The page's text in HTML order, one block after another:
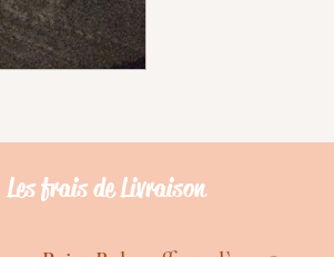
Les frais de Livraison